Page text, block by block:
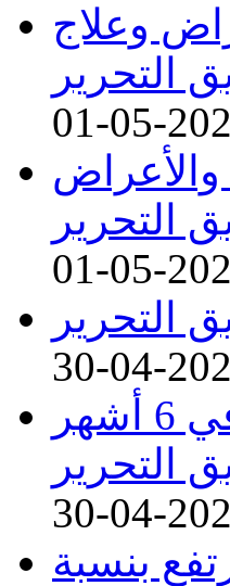
وعلاج
التحرير
01-05-
والأعراض
التحرير
01-05-
التحرير
30-04-
دواء فموي جديد يحقق نتائج واعدة لنمو الشعر في 6 أشهر
التحرير
30-04-
بنسبة